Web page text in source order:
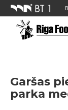
Garšas
parka